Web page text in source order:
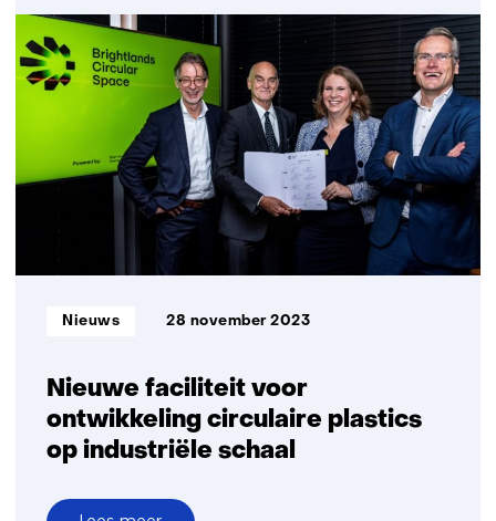
Circulaire
strategieën:
De
sleutel
fossielvrije
verpakkingen
Nieuwe faciliteit voor
ontwikkeling circulaire plastics
op industriële schaal
Informatietype:
Nieuws 28 november 2023